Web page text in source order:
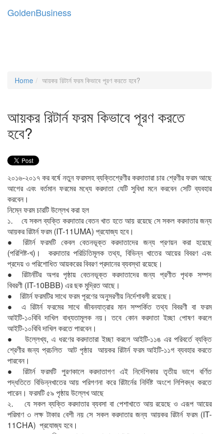
GoldenBusiness
Home আয়কর রিটার্ন ফরম কিভাবে পূরণ করতে হবে?
আয়কর রিটার্ন ফরম কিভাবে পূরণ করতে
হবে?
২০১৬-২০১৭ কর বর্ষে নতুন ফরমসহ ব্যক্তিশ্রেণীর করদাতারা চার শ্রেণীর ফরম আছে
আগের এবং বর্তমান ফরমের মধ্যে করদাতা যেটি সুবিধা মনে করবেন সেটি ব্যবহার
করবেন।
নিম্নে ফরম চারটি উল্লেখ করা হল
১. যে সকল ব্যক্তি করদাতার বেতন খাত হতে আয় রয়েছে সে সকল করদাতার জন্য
আয়কর রিটার্ন ফরম (IT-11UMA) প্রযোজ্য হবে।
● রিটার্ন ফরমটি কেবল বেতনভূক্ত করদাতাদের জন্য প্রণয়ন করা হয়েছে
(পরিশিষ্ট-খ)। করদাতার পরিচিতিমূলক তথ্য, বিভিন্ন খাতের আয়ের বিবরণ এবং
প্রদেয় ও পরিশোধিত আয়করের বিবরণ প্রদানের ব্যবস্থা রয়েছে।
● রিটার্নটির অপর পৃষ্ঠায় বেতনভূক্ত করদাতাদের জন্য প্রণীত পৃথক সম্পদ
বিবরণী (IT-10BBB) এর ছক মুদ্রিত আছে।
● রিটার্ন ফরমটির সাথে ফরম পূরণের অনুসরণীয় নির্দেশাবলী রয়েছে।
● এ রিটার্ন ফরমের সাথে জীবনযাত্রার মান সম্পর্কিত তথ্য বিবরণী বা ফরম
আইটি-১০বিবি দাখিল বাধ্যতামূলক নয়। তবে কোন করদাতা ইচ্ছা পোষণ করলে
আইটি-১০বিবি দাখিল করতে পারবেন।
● উল্লেখ্য, এ ধরণের করদাতারা ইচ্ছা করলে আইটি-১১ঙ এর পরিবর্তে ব্যক্তি
শ্রেণীর জন্য প্রচলিত আট পৃষ্ঠার আয়কর রিটার্ন ফরম আইটি-১১গ ব্যবহার করতে
পারবেন।
● রিটার্ন ফরমটি পুরণকালে করদাতাগণ এই নির্দেশিকার তৃতীয় ভাগে বর্ণিত
পদ্ধতিতে বিভিন্নখাতের আয় পরিগণনা করে রিটার্নের নির্দিষ্ট অংশে লিপিবদ্ধ করতে
পারেন। ফরমটি ৫৯ পৃষ্ঠায় উল্লেখ আছে
২. যে সকল ব্যক্তি করদাতার ব্যবসা বা পেশাখাতে আয় রয়েছে ও এরূপ আয়ের
পরিমাণ ৩ লক্ষ টাকার বেশী নয় সে সকল করদাতার জন্য আয়কর রিটার্ন ফরম (IT-
11CHA) প্রযোজ্য হবে।